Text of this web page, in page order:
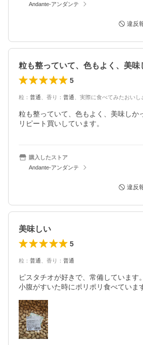
Andante-アンダンテ
違反
5
粒 ： 普通 香り ： 普通 実際に食べてみたおいし
粒も整っていて、色もよく、美味しか
リピート買いしています。
購入したストア
Andante-アンダンテ
違反
美味しい
5
粒 ： 普通 香り ： 普通
ピスタチオが好きで、常備しています。